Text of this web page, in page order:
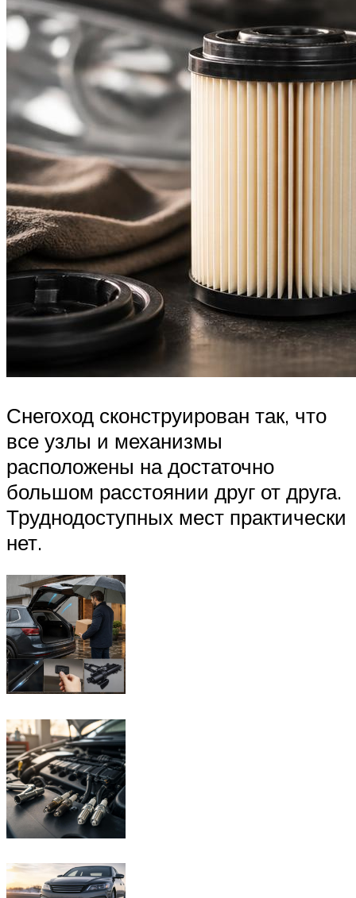
Снегоход сконструирован так, что
все узлы и механизмы
расположены на достаточно
большом расстоянии друг от друга.
Труднодоступных мест практически
нет.